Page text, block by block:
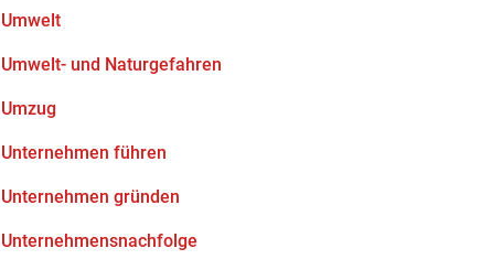
Umwelt
Umwelt- und Naturgefahren
Umzug
Unternehmen führen
Unternehmen gründen
Unternehmensnachfolge